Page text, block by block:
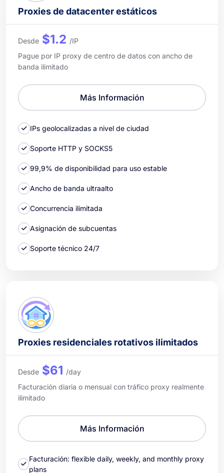
Proxies de datacenter estáticos
Desde $1.2 /IP
Pague por IP proxy de centro de datos con ancho de
banda ilimitado
Más Información
IPs geolocalizadas a nivel de ciudad
Soporte HTTP y SOCKS5
99,9% de disponibilidad para uso estable
Ancho de banda ultraalto
Concurrencia ilimitada
Asignación de subcuentas
Soporte técnico 24/7
Proxies residenciales rotativos ilimitados
Desde $61 /day
Facturación diaria o mensual con tráfico proxy realmente
ilimitado
Más Información
Facturación: flexible daily, weekly, and monthly proxy
plans